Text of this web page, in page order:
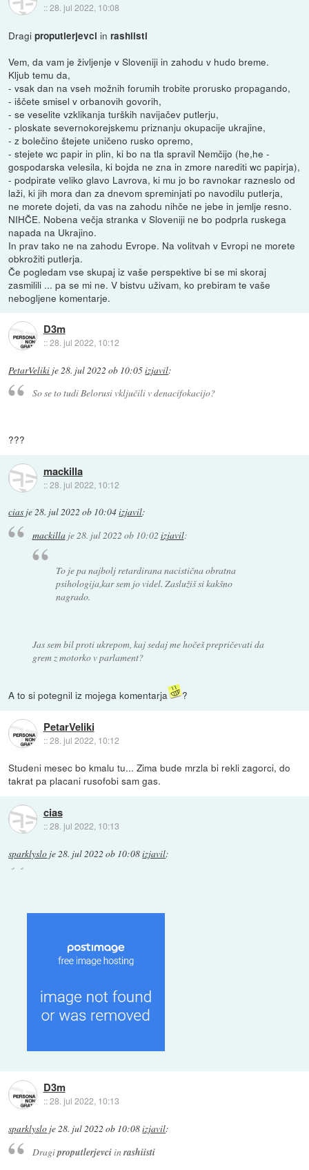
::28. jul 2022, 10:08
Dragiproputlerjevci inrashiisti
Vem, da vam je življenje v Sloveniji in zahodu v hudo breme.
Kljub temu da,
- vsak dan na vseh možnih forumih trobite prorusko propagando,
- iščete smisel v orbanovih govorih,
- se veselite vzklikanja turških navijačev putlerju,
- ploskate severnokorejskemu priznanju okupacije ukrajine,
- z bolečino štejete uničeno rusko opremo,
- stejete wc papir in plin, ki bo na tla spravil Nemčijo (he,he -
gospodarska velesila, ki bojda ne zna in zmore narediti wc papirja),
- podpirate veliko glavo Lavrova, ki mu jo bo ravnokar razneslo od
laži, ki jih mora dan za dnevom spreminjati po navodilu putlerja,
ne morete dojeti, da vas na zahodu nihče ne jebe in jemlje resno.
NIHČE. Nobena večja stranka v Sloveniji ne bo podprla ruskega
napada na Ukrajino.
In prav tako ne na zahodu Evrope. Na volitvah v Evropi ne morete
obkrožiti putlerja.
Če pogledam vse skupaj iz vaše perspektive bi se mi skoraj
zasmilili ... pa se mi ne. V bistvu uživam, ko prebiram te vaše
nebogljene komentarje.
D3m
::28. jul 2022, 10:12
PetarVeliki je28. jul 2022 ob 10:05izjavil:
So se to tudi Belorusi vključili v denacifokacijo?
???
mackilla
::28. jul 2022, 10:12
cias je28. jul 2022 ob 10:04izjavil:
mackillaje 28. jul 2022 ob 10:02 izjavil:
To je pa najbolj retardirana nacistična obratna
psihologija,kar sem jo videl. Zaslužiš si kakšno
nagrado.
Jas sem bil proti ukrepom, kaj sedaj me hočeš prepričevati da
grem z motorko v parlament?
A to si potegnil iz mojega komentarja ?
PetarVeliki
::28. jul 2022, 10:12
Studeni mesec bo kmalu tu... Zima bude mrzla bi rekli zagorci, do
takrat pa placani rusofobi sam gas.
cias
::28. jul 2022, 10:13
sparklyslo je 28. jul 2022 ob 10:08izjavil:
D3m
::28. jul 2022, 10:13
sparklyslo je28. jul 2022 ob 10:08izjavil:
Dragiproputlerjevciinrashiisti